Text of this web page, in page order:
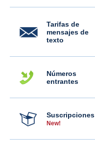
Tarifas de
mensajes de
texto
Números
entrantes
Suscripciones
New!